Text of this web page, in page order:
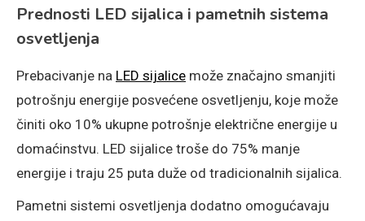
Prednosti LED sijalica i pametnih sistema
osvetljenja
Prebacivanje na LED sijalice može značajno smanjiti
potrošnju energije posvećene osvetljenju, koje može
činiti oko 10% ukupne potrošnje električne energije u
domaćinstvu. LED sijalice troše do 75% manje
energije i traju 25 puta duže od tradicionalnih sijalica.
Pametni sistemi osvetljenja dodatno omogućavaju